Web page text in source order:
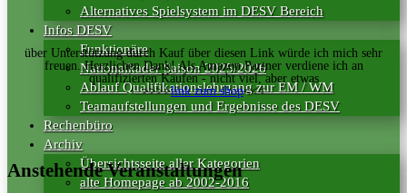
Alternatives Spielsystem im DESV Bereich
Infos DESV
Funktionäre
Nationalkader Saison 2025/2026
Ablauf Qualifikationslehrgang zur EM / WM
Teamaufstellungen und Ergebnisse des DESV
Rechenbüro
Archiv
Übersichtsseite aller Kategorien
alte Homepage ab 2002-2016
über Unterstützung durch Kauf über diesen Link würde ich mich sehr
freuen. Herzlichen Dank! Als Amazon Partner verdiene ich an
qualifizierten Käufen - nicht viel, aber etwas
>>>>link zum shop<<<
Anstehende Veranstaltungen